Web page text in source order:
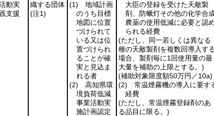
動実
践支援
織する団体
(注1)
(1) 地域計画
のうち目標
地図に位置
づけられて
いる又は位
置づけられ
ることが確
実と見込ま
れる者
(2) 高知県環
境負荷低減
事業活動実
施計画認定
大臣の登録を受けた天敵製
剤、防蛾灯その他の化学合
農薬の使用低減に必要と認
られる経費
(ただし、同一若しくは異なる
種の天敵製剤を複数回導入す
場合、製剤毎に1回使用量の最
大量を補助の上限とする。)
(補助対象限度額50万円／10a)
(2) 常温煙霧機の導入に要す
経費
(ただし、常温煙霧登録剤のあ
る品目に限る。)